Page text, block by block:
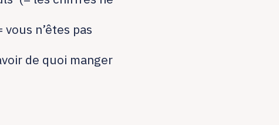
n’êtes pas
de quoi manger